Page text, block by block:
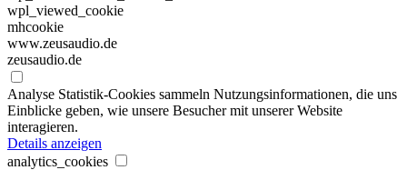
wpl_viewed_cookie
mhcookie
www.zeusaudio.de
zeusaudio.de
Analyse Statistik-Cookies sammeln Nutzungsinformationen, die uns
Einblicke geben, wie unsere Besucher mit unserer Website
interagieren.
Details anzeigen
analytics_cookies